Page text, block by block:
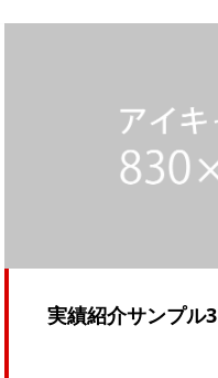
実績紹介サンプル3